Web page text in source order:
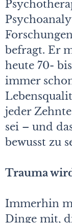
befragt. Er
heute 70-
immer
jeder
sei – und
bewusst zu
Trauma
Immerhin
Dinge mit,